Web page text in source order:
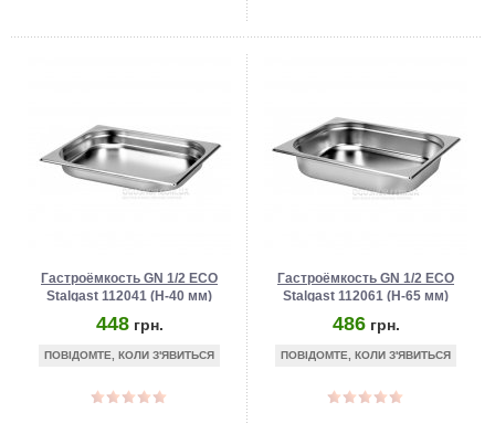
Гастроёмкость GN 1/2 ECO
Stalgast 112041 (Н-40 мм)
448 грн.
ПОВІДОМТЕ, КОЛИ З'ЯВИТЬСЯ
Гастроёмкость GN 1/2 ECO
Stalgast 112061 (Н-65 мм)
486 грн.
ПОВІДОМТЕ, КОЛИ З'ЯВИТЬСЯ